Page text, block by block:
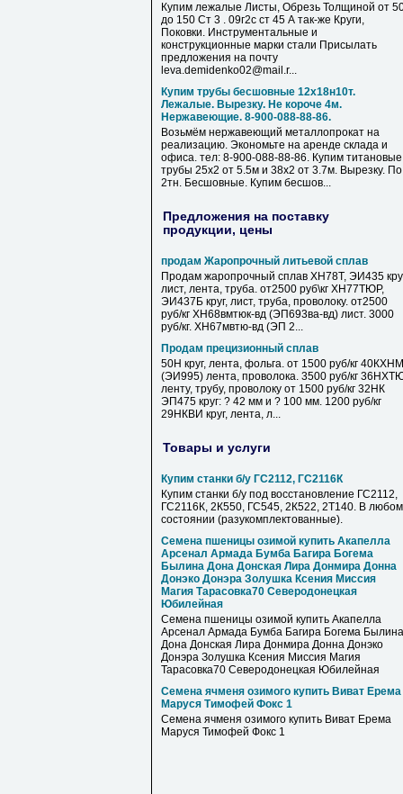
Купим лежалые Листы, Обрезь Толщиной от
до 150 Ст 3 . 09г2с ст 45 А так-же Круги,
Поковки. Инструментальные и
конструкционные марки стали Присылать
предложения на почту
leva.demidenko02@mail.r...
Купим трубы бесшовные 12х18н10т.
Лежалые. Вырезку. Не короче 4м.
Нержавеющие. 8-900-088-88-86.
Возьмём нержавеющий металлопрокат на
реализацию. Экономьте на аренде склада и
офиса. тел: 8-900-088-88-86. Купим титановые
трубы 25х2 от 5.5м и 38х2 от 3.7м. Вырезку. По
2тн. Бесшовные. Купим бесшов...
Предложения на поставку
продукции, цены
продам Жаропрочный литьевой сплав
Продам жаропрочный сплав ХН78Т, ЭИ435
лист, лента, труба. от2500 руб\кг ХН77ТЮР,
ЭИ437Б круг, лист, труба, проволоку. от2500
руб/кг ХН68вмтюк-вд (ЭП693ва-вд) лист. 3000
руб/кг. ХН67мвтю-вд (ЭП 2...
Продам прецизионный сплав
50Н круг, лента, фольга. от 1500 руб/кг 40КХНМ
(ЭИ995) лента, проволока. 3500 руб/кг
ленту, трубу, проволоку от 1500 руб/кг 32НК
ЭП475 круг: ? 42 мм и ? 100 мм. 1200 руб/кг
29НКВИ круг, лента, л...
Товары и услуги
Купим станки б/у ГС2112, ГС2116К
Купим станки б/у под восстановление ГС2112,
ГС2116К, 2К550, ГС545, 2К522, 2Т140. В любом
состоянии (разукомплектованные).
Семена пшеницы озимой купить Акапелла
Арсенал Армада Бумба Багира Богема
Былина Дона Донская Лира Донмира Донна
Донэко Донэра Золушка Ксения Миссия
Магия Тарасовка70 Северодонецкая
Юбилейная
Семена пшеницы озимой купить Акапелла
Арсенал Армада Бумба Багира Богема Былина
Дона Донская Лира Донмира Донна Донэко
Донэра Золушка Ксения Миссия Магия
Тарасовка70 Северодонецкая Юбилейная
Семена ячменя озимого купить Виват Ерема
Маруся Тимофей Фокс 1
Семена ячменя озимого купить Виват Ерема
Маруся Тимофей Фокс 1